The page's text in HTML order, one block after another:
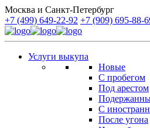
Москва и Санкт-Петербург
+7 (499) 649-22-92 +7 (909) 695-88-
Услуги выкупа
Новые
С пробегом
Под арестом
С
После угона